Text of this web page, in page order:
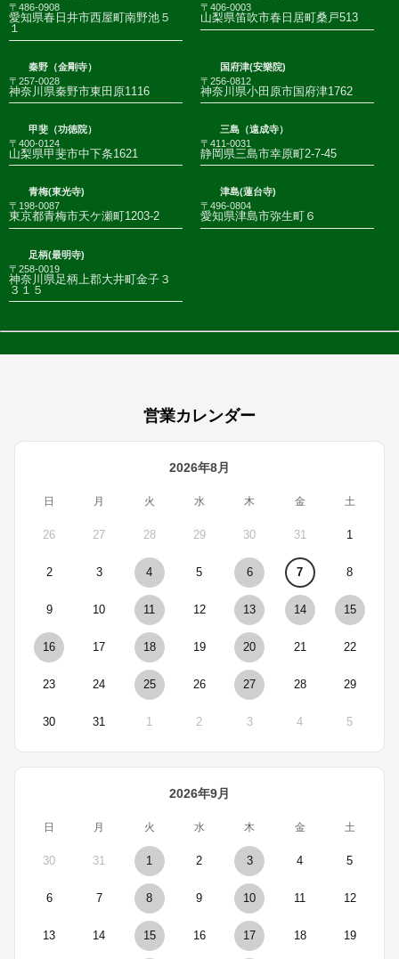
〒486-0908
愛知県春日井市西屋町南野池５
１
〒406-0003
山梨県笛吹市春日居町桑戸513
秦野（金剛寺）
〒257-0028
神奈川県秦野市東田原1116
国府津(安樂院)
〒256-0812
神奈川県小田原市国府津1762
甲斐（功徳院）
〒400-0124
山梨県甲斐市中下条1621
三島（遠成寺）
〒411-0031
静岡県三島市幸原町2-7-45
青梅(東光寺)
〒198-0087
東京都青梅市天ケ瀬町1203-2
津島(蓮台寺)
〒496-0804
愛知県津島市弥生町６
足柄(最明寺)
〒258-0019
神奈川県足柄上郡大井町金子３
３１５
営業カレンダー
2026年8月
日 月 火 水 木 金 土
26 27 28 29 30 31 1
2 3 4 5 6 7 8
9 10 11 12 13 14 15
16 17 18 19 20 21 22
23 24 25 26 27 28 29
30 31 1 2 3 4 5
2026年9月
日 月 火 水 木 金 土
30 31 1 2 3 4 5
6 7 8 9 10 11 12
13 14 15 16 17 18 19